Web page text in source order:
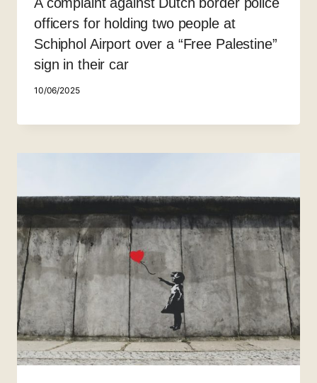
officers for holding two people at
Schiphol Airport over a “Free Palestine”
sign in their car
10/06/2025